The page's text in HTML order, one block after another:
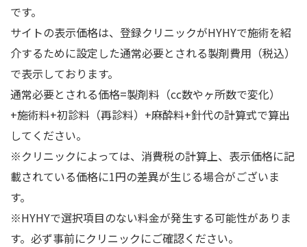
です。
サイトの表示価格は、登録クリニックがHYHYで施術を紹
介するために設定した通常必要とされる製剤費用（税込）
で表示しております。
通常必要とされる価格=製剤料（cc数やヶ所数で変化）
+施術料+初診料（再診料）+麻酔料+針代の計算式で算出
してください。
※クリニックによっては、消費税の計算上、表示価格に記
載されている価格に1円の差異が生じる場合がございま
す。
※HYHYで選択項目のない料金が発生する可能性がありま
す。必ず事前にクリニックにご確認ください。